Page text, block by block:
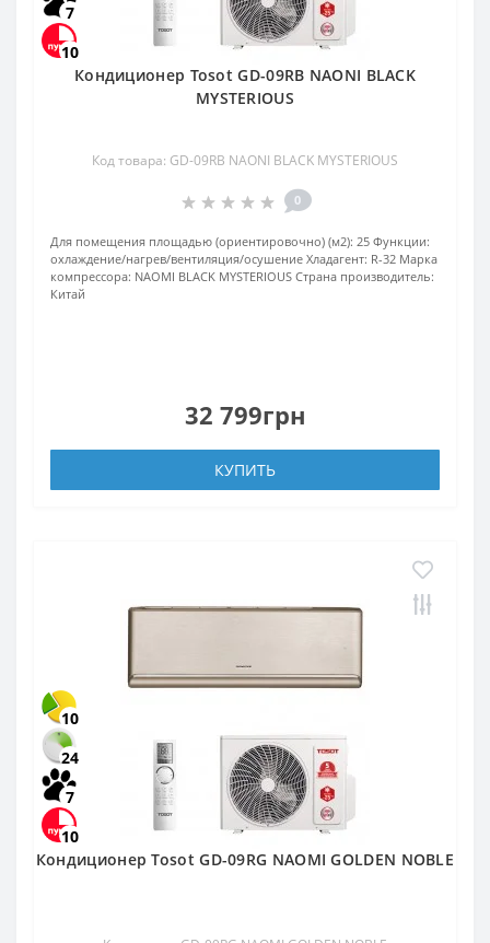
7
10
Кондиционер Tosot GD-09RB NAONI BLACK
MYSTERIOUS
Код товара: GD-09RB NAONI BLACK MYSTERIOUS
0
Для помещения площадью (ориентировочно) (м2): 25 Функции:
охлаждение/нагрев/вентиляция/осушение Хладагент: R-32 Марка
компрессора: NAOMI BLACK MYSTERIOUS Страна производитель:
Китай
32 799грн
КУПИТЬ
10
24
7
10
Кондиционер Tosot GD-09RG NAOMI GOLDEN NOBLE